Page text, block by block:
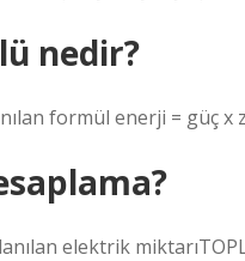
nedir?
formül enerji = güç x
elektrik